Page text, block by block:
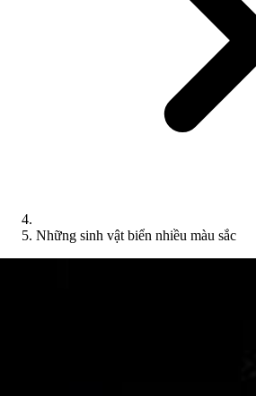
Những sinh vật biển nhiều màu sắc